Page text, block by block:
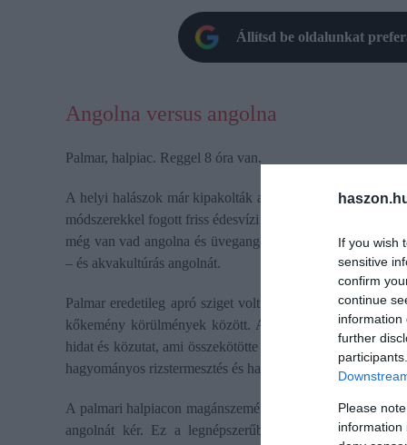
If you wish
sensitive
confirm
continue
information
further
Please
information
Állítsd be oldalunkat
Angolna versus angolna
Palmar, halpiac. Reggel 8 óra van.
A helyi halászok már kipakolták a friss portékát. A piacon
módszerekkel fogott friss édesvízi halakat és
még van vad angolna és üvegangolna, ami drága
– és akvakultúrás angolnát.
Palmar eredetileg apró sziget volt az Albufera-tavon,
kőkemény körülmények között. Az 1930-as évekig a
hidat és közutat, ami összekötötte a szárazfölddel. A
hagyományos rizstermesztés és halászat működő skanzenje.
A palmari halpiacon magánszemélyek is vásárolhatnak
angolnát kér. Ez a legnépszerűbb tétel. Talán a